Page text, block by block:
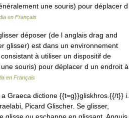
une souris) pour déplacer d
en Français
déposer (de l anglais drag and
glisser) est dans un environnement
à utiliser un dispositif de
souris) pour déplacer d un endroit à
en Français
Graeca dictione {{t=g}}gliskhros.{{/t}} i.
Picard Glischer. Se glisser,